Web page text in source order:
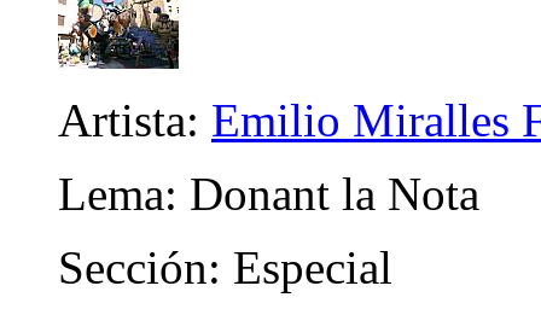
Artista: Emilio Miralles
Lema: Donant la Nota
Sección: Especial